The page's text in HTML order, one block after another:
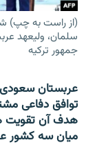
(از راست به چپ)
سلمان، ولیعهد
جمهور ترکیه
توافق دفاعی
هدف آن تقویت
میان سه کشور